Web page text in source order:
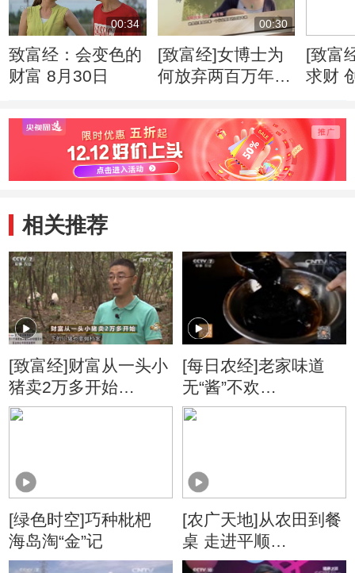
00:34
致富经：会变色的
财富 8月30日
00:30
[致富经]女博士为
何放弃两百万年薪
[致富
求财
相关推荐
[致富经]财富从一头小
猪卖2万多开始
20161121
[每日农经]老家味道
无“酱”不欢
(20160127)
[绿色时空]巧种枇杷
海岛淘“金”记
[农广天地]从农田到餐
桌 走进平顺
(20160112)